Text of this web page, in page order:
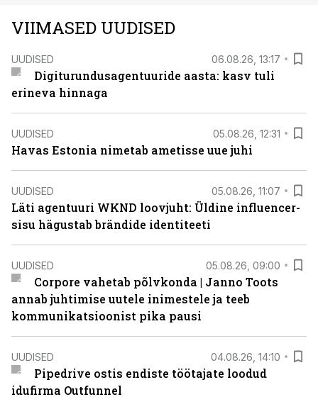
VIIMASED UUDISED
UUDISED 06.08.26, 13:17
Digiturundusagentuuride aasta: kasv tuli
erineva hinnaga
UUDISED 05.08.26, 12:31
Havas Estonia nimetab ametisse uue juhi
UUDISED 05.08.26, 11:07
Läti agentuuri WKND loovjuht: Üldine influencer-
sisu hägustab brändide identiteeti
UUDISED 05.08.26, 09:00
Corpore vahetab põlvkonda | Janno Toots
annab juhtimise uutele inimestele ja teeb
kommunikatsioonist pika pausi
UUDISED 04.08.26, 14:10
Pipedrive ostis endiste töötajate loodud
idufirma Outfunnel